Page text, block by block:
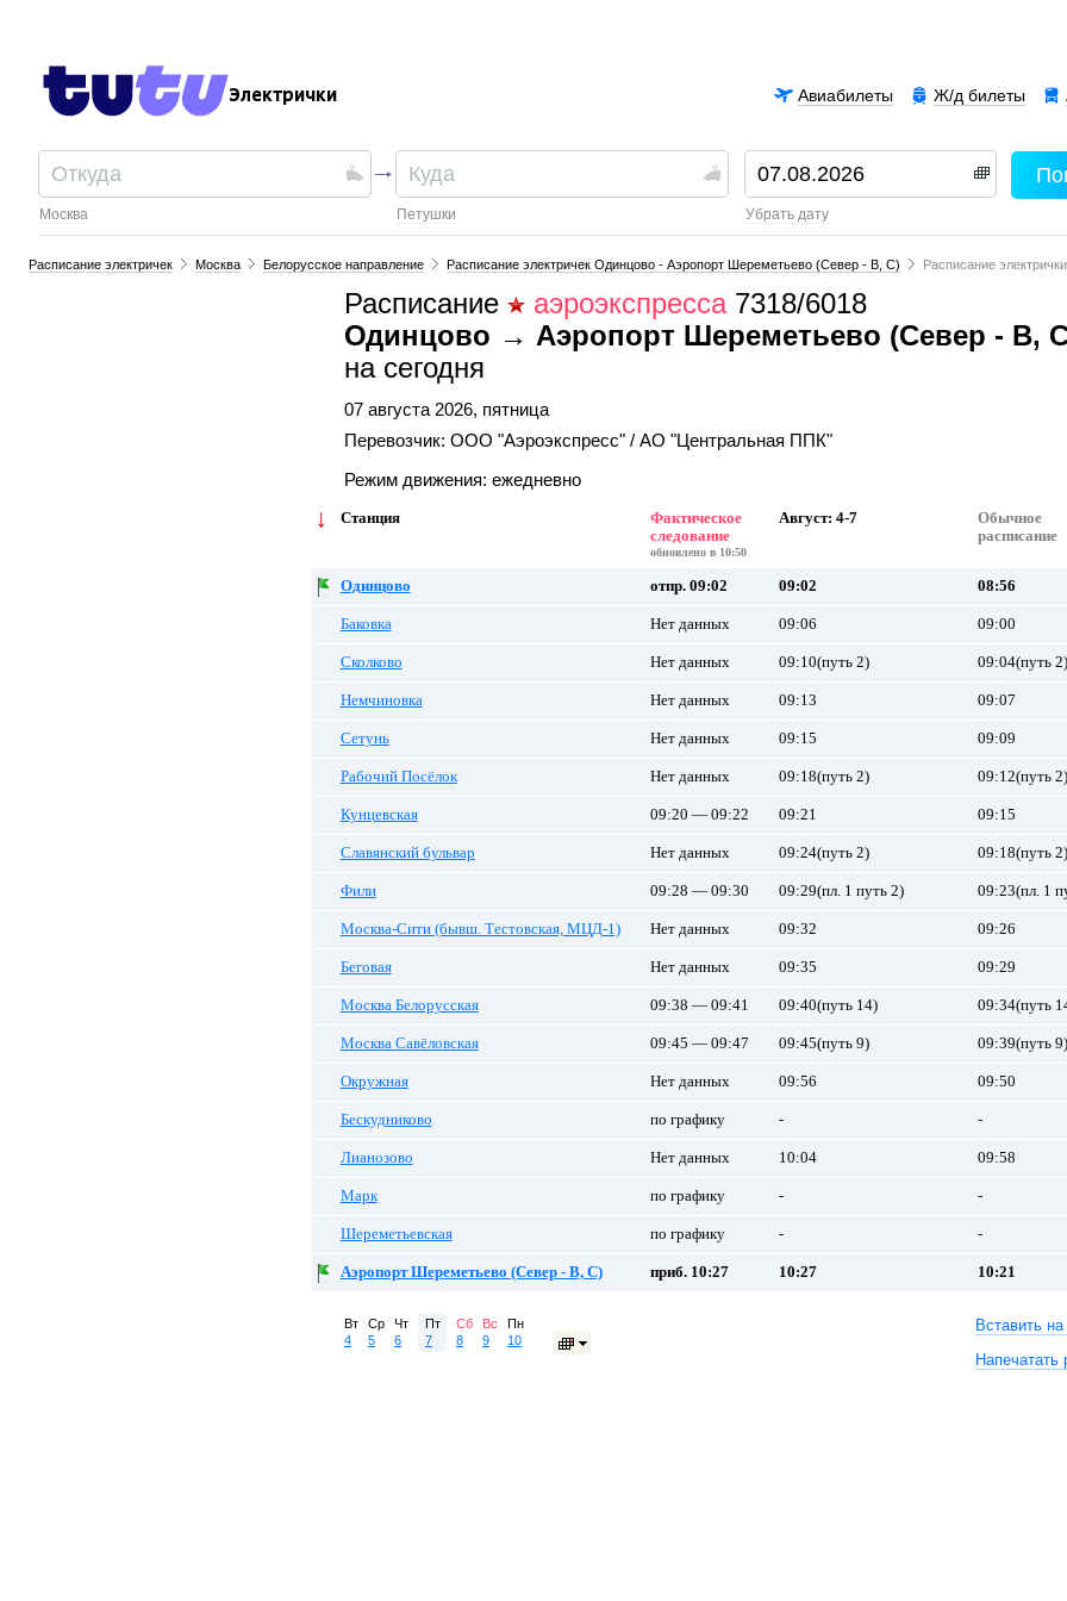
Электрички Ж/д билеты
Авиабилеты
Москва Петушки убрать дату
Расписание электричек Москва Белорусское направление Расписание электричек Одинцово - Аэропорт Шереметьево (Север - B, C) Расписание
Расписание аэроэкспресса 7318/6018
Одинцово → Аэропорт Шереметьево (Север - B,
на сегодня
07 августа 2026, пятница
Перевозчик: ООО "Аэроэкспресс" / АО "Центральная ППК"
Режим движения: ежедневно
Станция
Фактическое
следование
обновлено в 10:50
Август: 4-7
Обычное
расписание
Одинцово отпр. 09:02 09:02 08:56
Баковка Нет данных 09:06 09:00
Сколково Нет данных 09:10(путь 2) 09:04(путь 2)
Немчиновка Нет данных 09:13 09:07
Сетунь Нет данных 09:15 09:09
Рабочий Посёлок Нет данных 09:18(путь 2) 09:12(путь 2)
Кунцевская 09:20 — 09:22 09:21 09:15
Славянский бульвар Нет данных 09:24(путь 2) 09:18(путь 2)
Фили 09:28 — 09:30 09:29(пл. 1 путь 2) 09:23(пл. 1
Москва-Сити (бывш. Тестовская, МЦД-1) Нет данных 09:32 09:26
Беговая Нет данных 09:35 09:29
Москва Белорусская 09:38 — 09:41 09:40(путь 14) 09:34(путь
Москва Савёловская 09:45 — 09:47 09:45(путь 9) 09:39(путь 9)
Окружная Нет данных 09:56 09:50
Бескудниково по графику - -
Лианозово Нет данных 10:04 09:58
Марк по графику - -
Шереметьевская по графику - -
Аэропорт Шереметьево (Север - B, C) приб. 10:27 10:27 10:21
Вт
4
Ср
5
Чт
6
Пт
7
Сб
8
Вс
9
Пн
10
Вставить на
Напечатать